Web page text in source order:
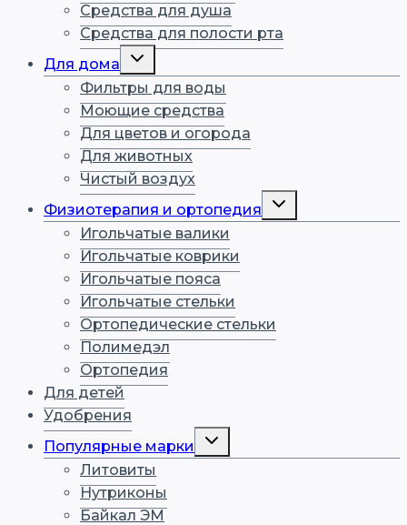
Средства для душа
Средства для полости рта
Для дома
Переключить
меню
Фильтры для воды
Моющие средства
Для цветов и огорода
Для животных
Чистый воздух
Физиотерапия и ортопедия
Переключить
меню
Игольчатые валики
Игольчатые коврики
Игольчатые пояса
Игольчатые стельки
Ортопедические стельки
Полимедэл
Ортопедия
Для детей
Удобрения
Популярные марки
Переключить
меню
Литовиты
Нутриконы
Байкал ЭМ